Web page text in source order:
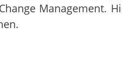
Management.